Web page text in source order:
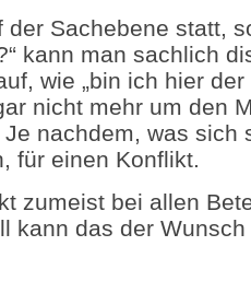
Sachebene statt,
kann man sachlich
wie „bin ich hier
nicht mehr um den
nachdem, was
für einen Konflikt.
zumeist bei allen
das der